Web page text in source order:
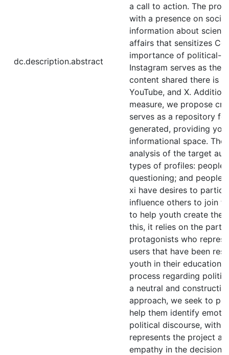
dc.description.abstract
a call to action. The
with a presence on
information about
affairs that sensitizes
importance of political-
Instagram serves as the
content shared there is
YouTube, and X.
measure, we propose
serves as a repository
generated, providing
informational space.
analysis of the target
types of profiles: people
questioning; and people
xi have desires to
influence others to join
to help youth create
this, it relies on the
protagonists who
users that have been
youth in their
process regarding
a neutral and
approach, we seek to
help them identify
political discourse, with
represents the project
empathy in the decision-